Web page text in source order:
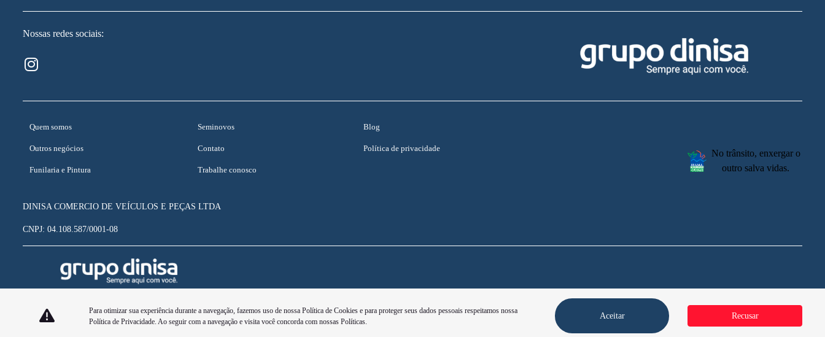
Nossas redes sociais:
Quem somos
Outros negócios
Funilaria e Pintura
Seminovos
Contato
Trabalhe conosco
Blog
Política de privacidade
No trânsito, enxergar o
outro salva vidas.
DINISA COMERCIO DE VEÍCULOS E PEÇAS LTDA
CNPJ: 04.108.587/0001-08
Para otimizar sua experiência durante a navegação, fazemos uso de nossa Política de Cookies e para proteger seus dados pessoais respeitamos nossa
Política de Privacidade . Ao seguir com a navegação e visita você concorda com nossas Políticas.
Aceitar Recusar